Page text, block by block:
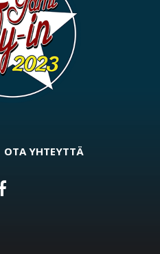
OTA YHTEYTTÄ